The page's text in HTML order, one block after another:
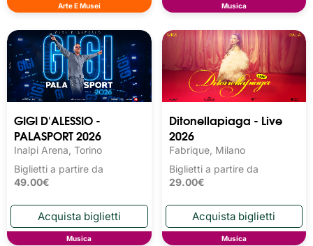
Arte E Musei Musica
GIGI D'ALESSIO -
PALASPORT 2026
Inalpi Arena, Torino
Biglietti a partire da
49.00€
Musica
Ditonellapiaga - Live
2026
Fabrique, Milano
Biglietti a partire da
29.00€
Musica